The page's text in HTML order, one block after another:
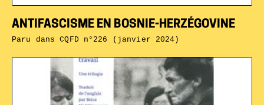
ANTIFASCISME EN BOSNIE-HERZÉGOVINE
Paru dansCQFD n°226 (janvier 2024)